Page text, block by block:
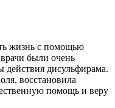
жизнь с помощью
были очень
дисульфирама.
восстановила
помощь и веру